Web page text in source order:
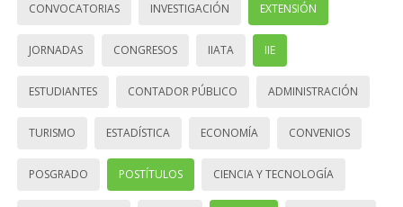
CONVOCATORIAS INVESTIGACIÓN EXTENSIÓN
JORNADAS CONGRESOS IIATA IIE
ESTUDIANTES CONTADOR PÚBLICO ADMINISTRACIÓN
TURISMO ESTADÍSTICA ECONOMÍA CONVENIOS
POSGRADO POSTÍTULOS CIENCIA Y TECNOLOGÍA